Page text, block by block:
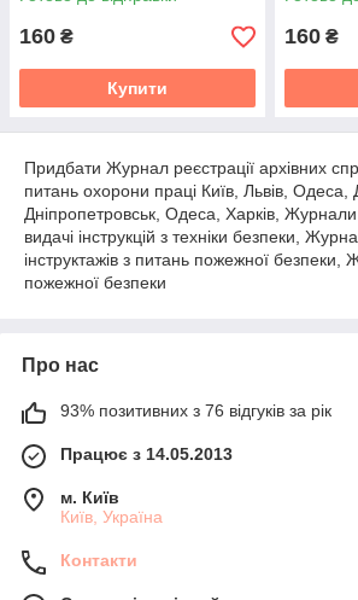
160 ₴
Купити
160 ₴
Придбати Журнал реєстрації архівних
питань охорони праці Київ, Львів, Одеса,
Дніпропетровськ, Одеса, Харків,
видачі інструкцій з техніки безпеки,
інструктажів з питань пожежної безпеки,
пожежної безпеки
Про нас
93% позитивних з 76 відгуків за рік
Працює з 14.05.2013
м. Київ
Київ, Україна
Контакти